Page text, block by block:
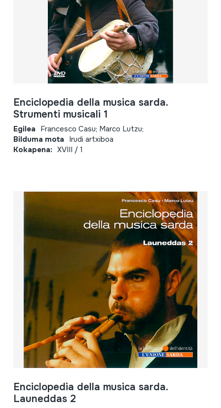
Enciclopedia della musica sarda.
Strumenti musicali 1
Egilea Francesco Casu; Marco Lutzu;
Bilduma mota Irudi artxiboa
Kokapena: XVIII / 1
Enciclopedia della musica sarda.
Launeddas 2